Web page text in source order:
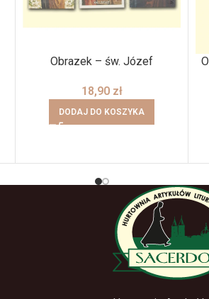
Obrazek – św. Józef
18,90 zł
DODAJ DO KOSZYKA